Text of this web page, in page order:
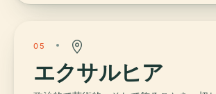
05
エクサルヒア